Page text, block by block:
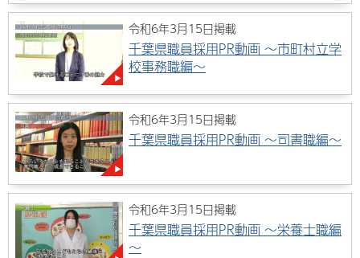
令和6年3月15日掲載
千葉県職員採用PR動画 ～市町村立学
校事務職編～
令和6年3月15日掲載
千葉県職員採用PR動画 ～司書職編～
令和6年3月15日掲載
千葉県職員採用PR動画 ～栄養士職編
～